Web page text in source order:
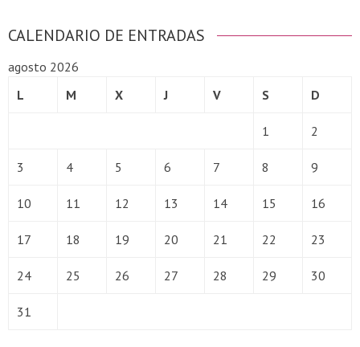
CALENDARIO DE ENTRADAS
agosto 2026
L
M X J V S D
1 2
3 4 5 6 7 8 9
10 11 12 13 14 15 16
17 18 19 20 21 22 23
24 25 26 27 28 29 30
31